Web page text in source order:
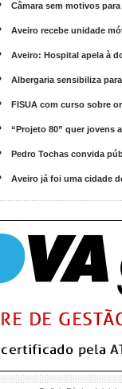
Câmara sem motivos
Aveiro recebe unidade
Aveiro: Hospital apela à
Albergaria sensibiliza
FISUA com curso sobre
“Projeto 80” quer jovens
Pedro Tochas convida
Aveiro já foi uma cidade